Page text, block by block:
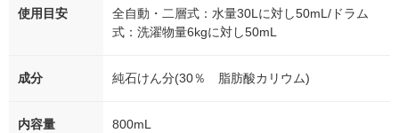
使用目安
全自動・二層式：水量30Lに対し50mL/ドラム
式：洗濯物量6kgに対し50mL
成分 純石けん分(30％ 脂肪酸カリウム)
内容量 800mL